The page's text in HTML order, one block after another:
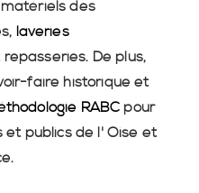
des
laveries
De plus,
faire historique et
RABC pour
publics de l' Oise et